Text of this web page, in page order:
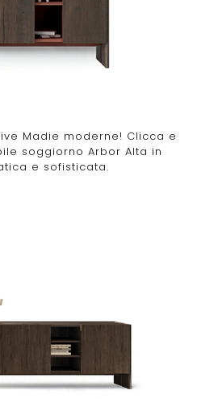
Madie moderne! Clicca e
soggiorno Arbor Alta in
e sofisticata.